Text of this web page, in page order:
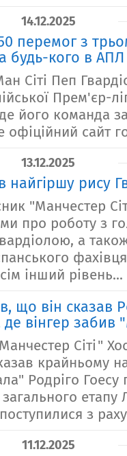
14.12.2025
перемог з
будь-кого в АПЛ
Сіті Пеп
Прем'єр-
його команда
офіційний сайт
13.12.2025
найгіршу рису
"Манчестер
про роботу з
а
інший рівень...
що він сказав
вінгер забив
Сіті"
крайньому
Родріго Гоесу
етапу
з
11.12.2025